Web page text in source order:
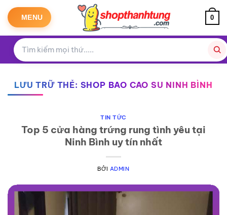
qua
dung
MENU 0
LƯU TRỮ THẺ: SHOP BAO CAO SU NINH BÌNH
TIN TỨC
Top 5 cửa hàng trứng rung tình yêu tại
Ninh Bình uy tín nhất
BỞI ADMIN